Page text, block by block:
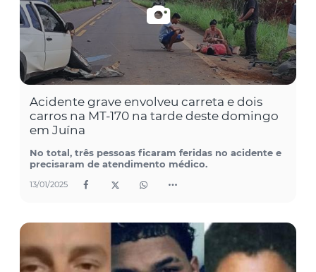
Acidente grave envolveu carreta e dois
carros na MT-170 na tarde deste domingo
em Juína
No total, três pessoas ficaram feridas no acidente e
precisaram de atendimento médico.
13/01/2025